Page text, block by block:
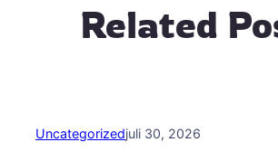
Related
Uncategorizedjuli 30, 2026